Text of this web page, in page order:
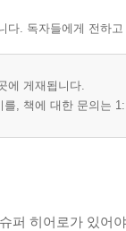
다. 독자들에게 전하
에 게재됩니다.
, 책에 대한 문의는
퍼 히어로가 있어